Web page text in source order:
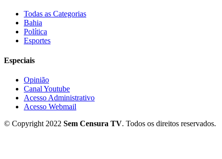
Todas as Categorias
Bahia
Política
Esportes
Especiais
Opinião
Canal Youtube
Acesso Administrativo
Acesso Webmail
© Copyright 2022 Sem Censura TV. Todos os direitos reservados.